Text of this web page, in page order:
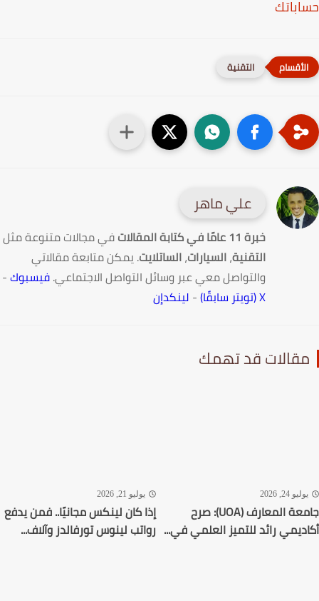
التقنية
علي ماهر
خبرة 11 عامًا في كتابة المقالات
في مجالات متنوعة مثل
التقنية،السيارات،الساتلايت. يمكن متابعة مقالاتي
والتواصل معي عبر وسائل التواصل الاجتماعي.فيسبوك-
-لينكدإن
قد تهمك
24, 2026
جامعة المعارف (UOA): صرح
رائد للتميز العلمي في...
يوليو 21, 2026
إذا كان لينكس مجانيًا.. فمن يدفع
رواتب لينوس تورفالدز وآلاف...